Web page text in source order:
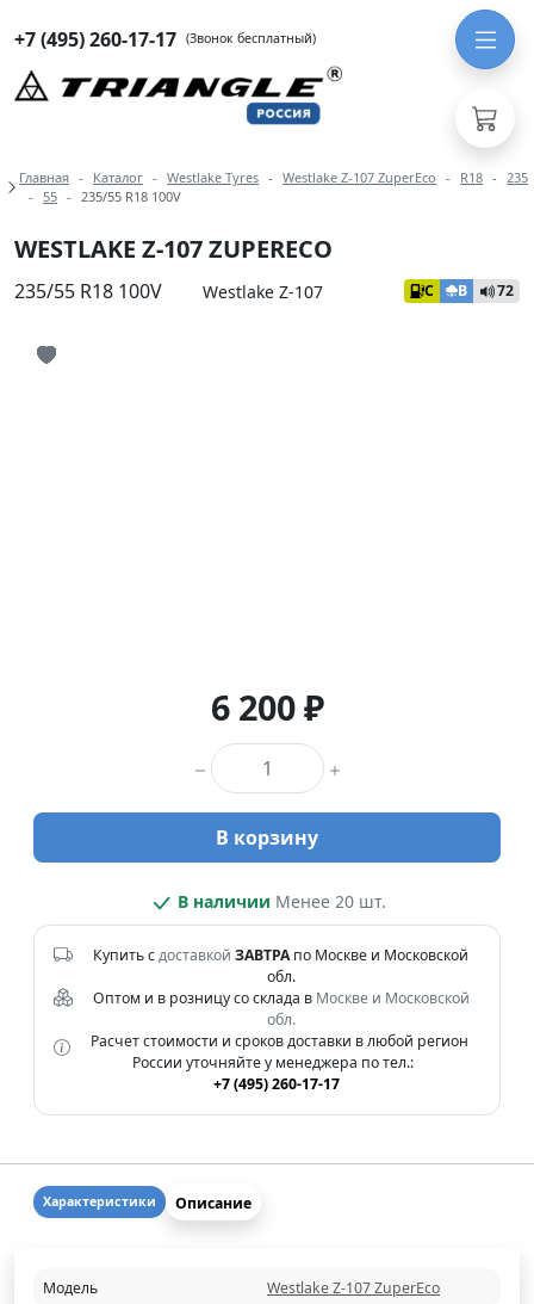
+7 (495) 260-17-17 (Звонок бесплатный)
Навигация по разделам модели
Главная Каталог Westlake Tyres Westlake Z-107 ZuperEco R18
235
55
235/55 R18 100V
WESTLAKE Z-107 ZUPERECO
235/55 R18 100V Westlake Z-107 C B 72
6 200 ₽
Количество товара
В корзину
В наличии Менее 20 шт.
Купить сдоставкой ЗАВТРАпо Москве и Московской
обл.
Оптом и в розницу со склада в Москве и Московской
обл.
Расчет стоимости и сроков доставки в любой регион
России уточняйте у менеджера по тел.:
+7 (495) 260-17-17
Характеристики Описание
Модель
Westlake Z-107 ZuperEco